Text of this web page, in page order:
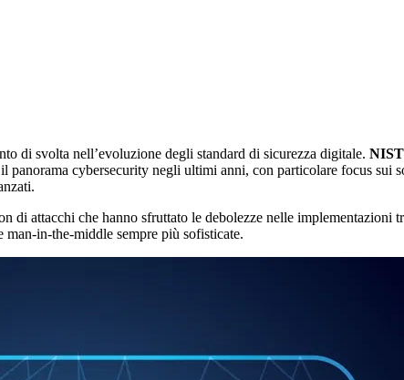
di svolta nell’evoluzione degli standard di sicurezza digitale. NIST
panorama cybersecurity negli ultimi anni, con particolare focus sui
di attacchi che hanno sfruttato le debolezze nelle
in-the-middle sempre più sofisticate.